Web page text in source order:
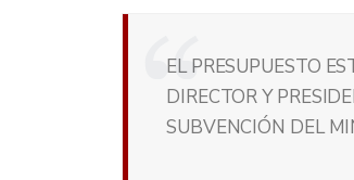
EL PRESUPUESTO
DIRECTOR Y
SUBVENCIÓN DEL